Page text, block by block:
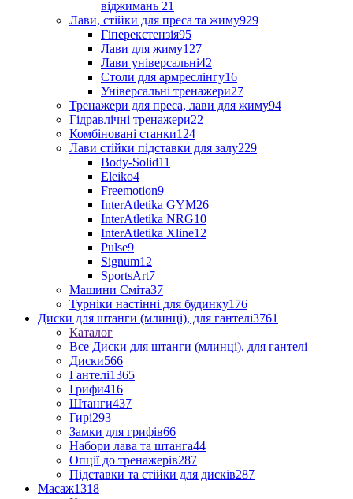
віджимань 21
Лави, стійки для преса та жиму929
Гіперекстензія95
Лави для жиму127
Лави універсальні42
Столи для армреслінгу16
Універсальні тренажери27
Тренажери для преса, лави для жиму94
Гідравлічні тренажери22
Комбіновані станки124
Лави стійки підставки для залу229
Body-Solid11
Eleiko4
Freemotion9
InterAtletika GYM26
InterAtletika NRG10
InterAtletika Xline12
Pulse9
Signum12
SportsArt7
Машини Сміта37
Турніки настінні для будинку176
Диски для штанги (млинці), для гантелі3761
Каталог
Все Диски для штанги (млинці), для гантелі
Диски566
Гантелі1365
Грифи416
Штанги437
Гирі293
Замки для грифів66
Набори лава та штанга44
Опції до тренажерів287
Підставки та стійки для дисків287
Масаж1318